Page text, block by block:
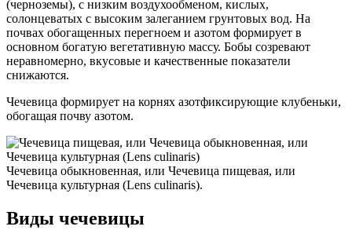
(черноземы), с низким воздухообменом, кислых,
солонцеватых с высоким залеганием грунтовых вод. На
почвах обогащенных перегноем и азотом формирует в
основном богатую вегетативную массу. Бобы созревают
неравномерно, вкусовые и качественные показатели
снижаются.
Чечевица формирует на корнях азотфиксирующие клубеньки,
обогащая почву азотом.
Чечевица обыкновенная, или Чечевица пищевая, или
Чечевица культурная (Lens culinaris).
Виды чечевицы